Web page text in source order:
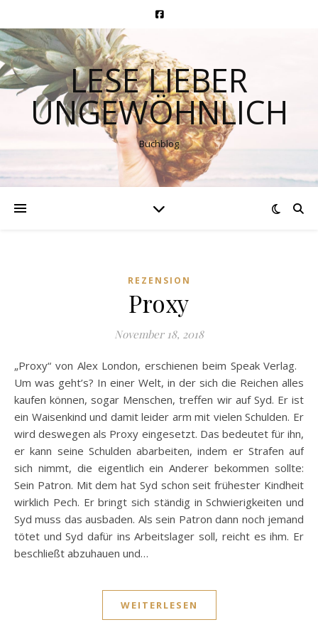
LESE LIEBER
UNGEWÖHNLICH
Buchblog
REZENSION
Proxy
November 18, 2018
„Proxy“ von Alex London, erschienen beim Speak Verlag.
Um was geht’s? In einer Welt, in der sich die Reichen alles
kaufen können, sogar Menschen, treffen wir auf Syd. Er ist
ein Waisenkind und damit leider arm mit vielen Schulden. Er
wird deswegen als Proxy eingesetzt. Das bedeutet für ihn,
er kann seine Schulden abarbeiten, indem er Strafen auf
sich nimmt, die eigentlich ein Anderer bekommen sollte:
Sein Patron. Mit dem hat Syd schon seit frühester Kindheit
wirklich Pech. Er bringt sich ständig in Schwierigkeiten und
Syd muss das ausbaden. Als sein Patron dann noch jemand
tötet und Syd dafür ins Arbeitslager soll, reicht es ihm. Er
beschließt abzuhauen und…
WEITERLESEN